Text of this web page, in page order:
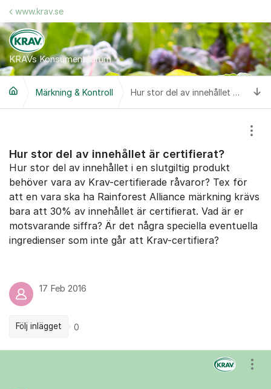
Hoppa till innehåll
KRAVs Konsumentforum
www.krav.se
Märkning & Kontroll Hur stor del av innehållet är certifierat?
Hur stor del av innehållet är certifierat?
Hur stor del av innehållet i en slutgiltig produkt
behöver vara av Krav-certifierade råvaror? Tex för
att en vara ska ha Rainforest Alliance märkning krävs
bara att 30% av innehållet är certifierat. Vad är er
motsvarande siffra? Är det några speciella eventuella
ingredienser som inte går att Krav-certifiera?
17 Feb 2016
Följ inlägget 0